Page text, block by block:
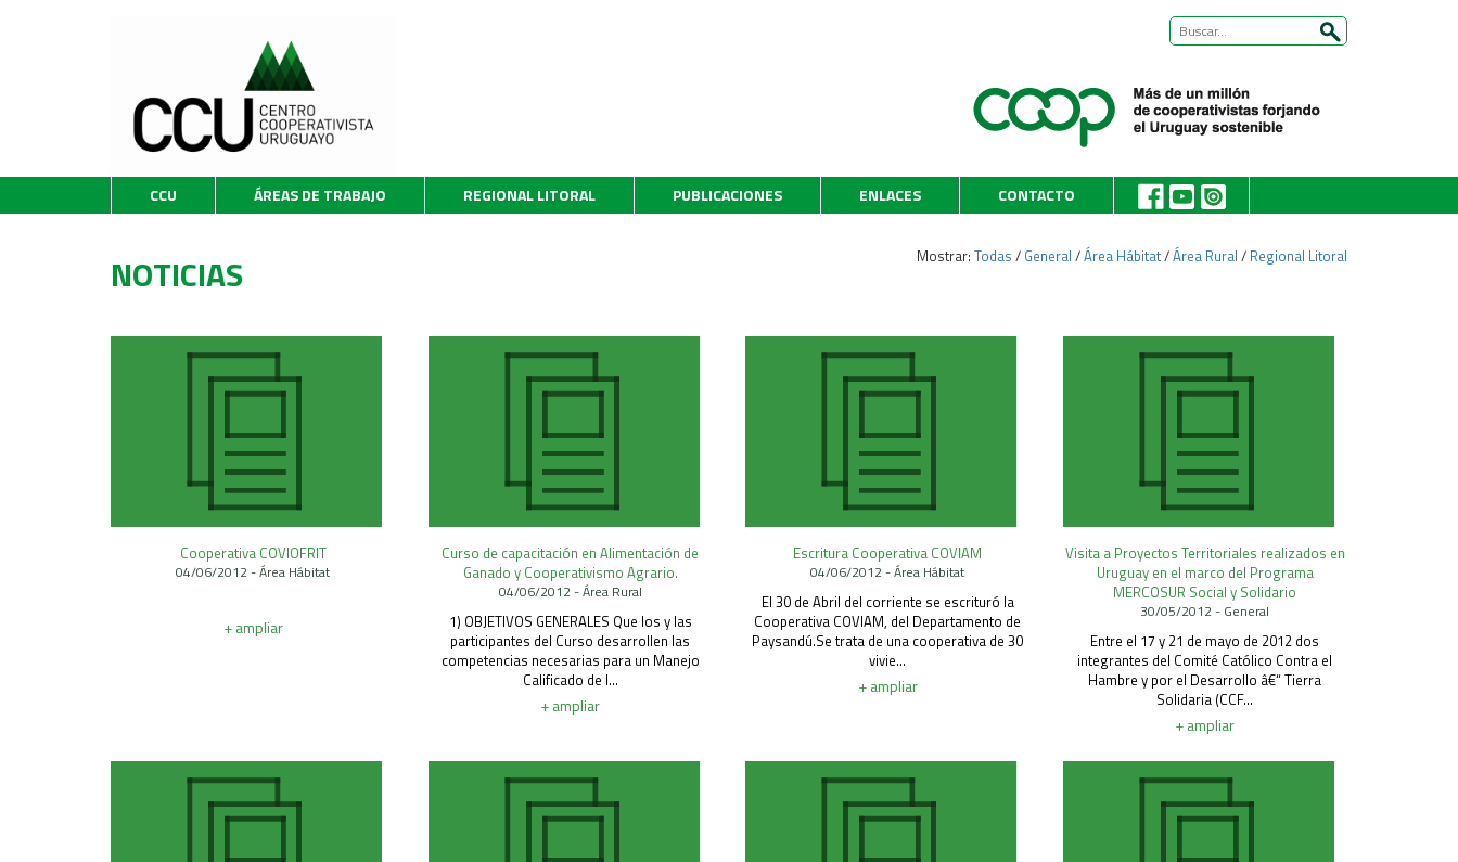
CCU ÁREAS DE TRABAJO REGIONAL LITORAL PUBLICACIONES ENLACES CONTACTO
NOTICIAS Mostrar: Todas / General /Área Hábitat/Área Rural / Regional Litoral
Cooperativa COVIOFRIT
04/06/2012 - Área Hábitat
+ ampliar
Curso de capacitación en Alimentación de
Ganado y Cooperativismo Agrario.
04/06/2012 - Área Rural
1) OBJETIVOS GENERALES Que los y las
participantes del Curso desarrollen las
competencias necesarias para un Manejo
Calificado de l...
+ ampliar
Escritura Cooperativa COVIAM
04/06/2012 - Área Hábitat
El 30 de Abril del corriente se escrituró la
Cooperativa COVIAM, del Departamento de
Paysandú.Se trata de una cooperativa de 30
vivie...
+ ampliar
Visita a Proyectos Territoriales realizados en
Uruguay en el marco del Programa
MERCOSUR Social y Solidario
30/05/2012 - General
Entre el 17 y 21 de mayo de 2012 dos
integrantes del Comité Católico Contra el
Hambre y por el Desarrollo â€“ Tierra
Solidaria (CCF...
+ ampliar